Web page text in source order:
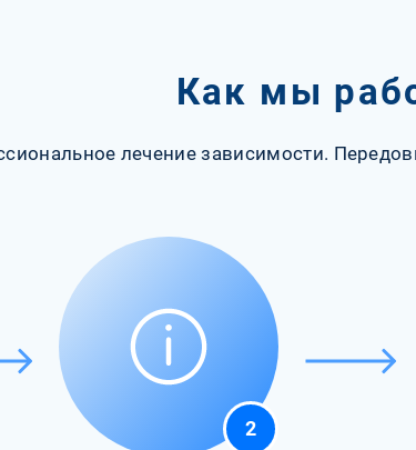
Как мы
лечение зависимости.
2